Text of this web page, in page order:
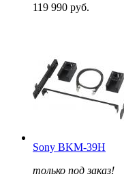
119 990 руб.
Sony BKM-39H
только под заказ!